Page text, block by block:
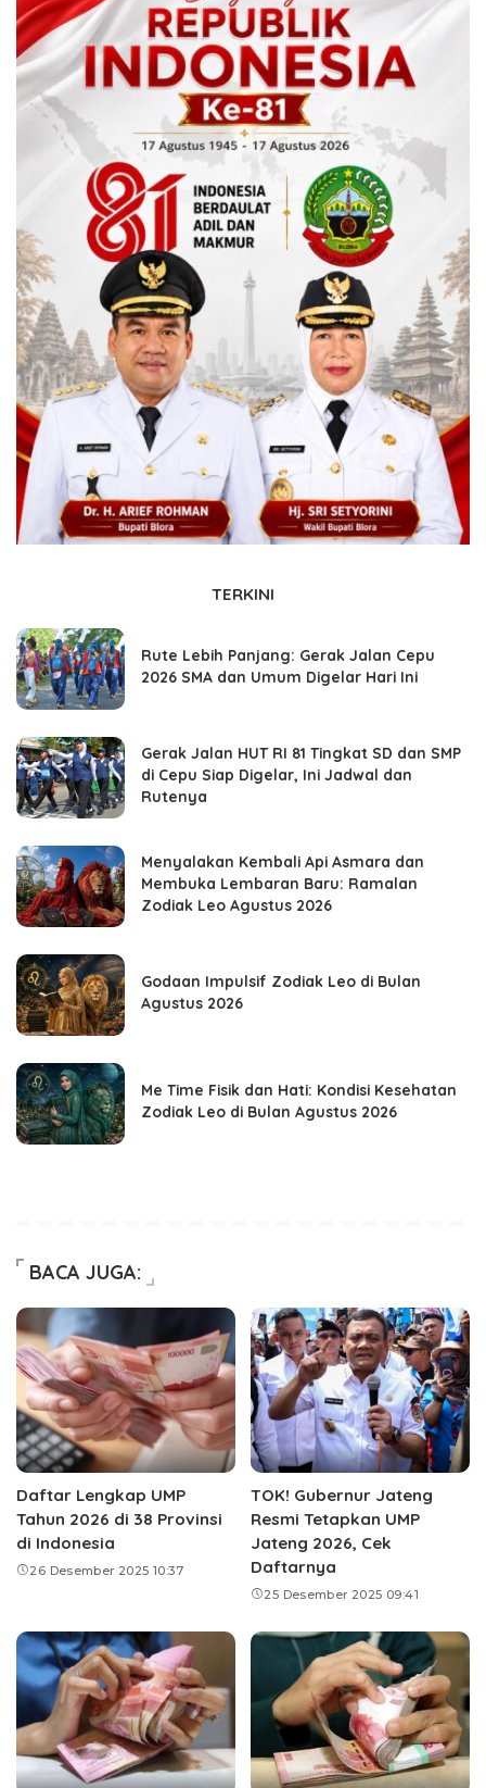
TERKINI
Rute Lebih Panjang: Gerak Jalan Cepu
2026 SMA dan Umum Digelar Hari Ini
Gerak Jalan HUT RI 81 Tingkat SD dan SMP
di Cepu Siap Digelar, Ini Jadwal dan
Rutenya
Menyalakan Kembali Api Asmara dan
Membuka Lembaran Baru: Ramalan
Zodiak Leo Agustus 2026
Godaan Impulsif Zodiak Leo di Bulan
Agustus 2026
Me Time Fisik dan Hati: Kondisi Kesehatan
Zodiak Leo di Bulan Agustus 2026
BACA JUGA:
Daftar Lengkap UMP
Tahun 2026 di 38 Provinsi
di Indonesia
26 Desember 2025 10:37
TOK! Gubernur Jateng
Resmi Tetapkan UMP
Jateng 2026, Cek
Daftarnya
25 Desember 2025 09:41